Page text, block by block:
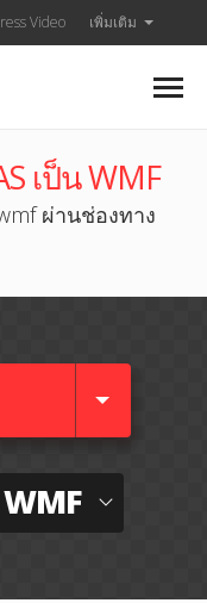
Video เพิ่มเติม
เป็น WMF
ผ่านช่องทาง
WMF